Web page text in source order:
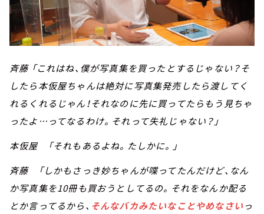
斉藤 「これはね、僕が写真集を買ったとするじゃない？そ
したら本仮屋ちゃんは絶対に写真集発売したら渡してく
れるくれるじゃん！それなのに先に買ってたらもう見ちゃ
ったよ…ってなるわけ。それって失礼じゃない？」
本仮屋 「それもあるよね。たしかに。」
斉藤 「しかもさっき妙ちゃんが喋ってたんだけど、なん
か写真集を10冊も買おうとしてるの。それをなんか配る
とか言ってるから、 そんなバカみたいなことやめなさい っ